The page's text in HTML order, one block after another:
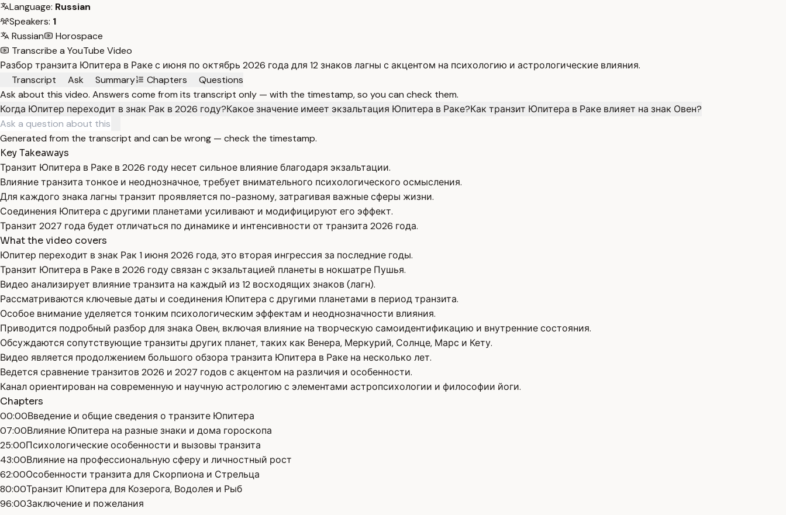
Language: Russian
Speakers: 1
Russian
Horospace
Transcribe a YouTube Video
Разбор транзита Юпитера в Раке с июня по октябрь 2026 года для 12 знаков лагны с акцентом на психологию и астрологические влияния.
Transcript
Ask Summary Chapters
Questions
Ask about this video. Answers come from its transcript only — with the timestamp, so you can check them.
Когда Юпитер переходит в знак Рак в 2026 году?Какое значение имеет экзальтация Юпитера в Раке?Как транзит Юпитера в Раке влияет на знак Овен?
Generated from the transcript and can be wrong — check the timestamp.
Key Takeaways
Транзит Юпитера в Раке в 2026 году несет сильное влияние благодаря экзальтации.
Влияние транзита тонкое и неоднозначное, требует внимательного психологического осмысления.
Для каждого знака лагны транзит проявляется по-разному, затрагивая важные сферы жизни.
Соединения Юпитера с другими планетами усиливают и модифицируют его эффект.
Транзит 2027 года будет отличаться по динамике и интенсивности от транзита 2026 года.
What the video covers
Юпитер переходит в знак Рак 1 июня 2026 года, это вторая ингрессия за последние годы.
Транзит Юпитера в Раке в 2026 году связан с экзальтацией планеты в нокшатре Пушья.
Видео анализирует влияние транзита на каждый из 12 восходящих знаков (лагн).
Рассматриваются ключевые даты и соединения Юпитера с другими планетами в период транзита.
Особое внимание уделяется тонким психологическим эффектам и неоднозначности влияния.
Приводится подробный разбор для знака Овен, включая влияние на творческую самоидентификацию и внутренние состояния.
Обсуждаются сопутствующие транзиты других планет, таких как Венера, Меркурий, Солнце, Марс и Кету.
Видео является продолжением большого обзора транзита Юпитера в Раке на несколько лет.
Ведется сравнение транзитов 2026 и 2027 годов с акцентом на различия и особенности.
Канал ориентирован на современную и научную астрологию с элементами астропсихологии и философии йоги.
Chapters
00:00Введение и общие сведения о транзите Юпитера
07:00Влияние Юпитера на разные знаки и дома гороскопа
25:00Психологические особенности и вызовы транзита
43:00Влияние на профессиональную сферу и личностный рост
62:00Особенности транзита для Скорпиона и Стрельца
80:00Транзит Юпитера для Козерога, Водолея и Рыб
96:00Заключение и пожелания